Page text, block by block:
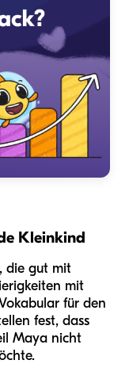
Kleinkind
die gut mit
mit
für den
fest, dass
Maya nicht